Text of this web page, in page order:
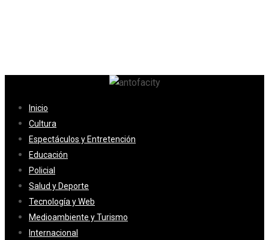
Inicio
Cultura
Espectáculos y Entretención
Educación
Policial
Salud y Deporte
Tecnología y Web
Medioambiente y Turismo
Internacional